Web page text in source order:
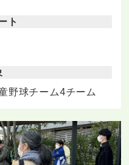
ト
野球チーム4チーム